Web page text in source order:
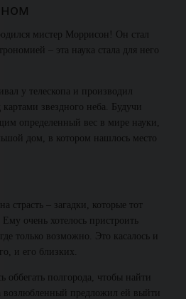
мистер Моррисон! Он стал
– эта наука стала для него
у телескопа и производил
звездного неба. Будучи
определенный вес в мире науки,
дом, в котором нашлось место
страсть – загадки, которые тот
очень хотелось пристроить
только возможно. Это касалось и
и его близких.
полгорода, чтобы найти
возлюбленный предложил ей выйти